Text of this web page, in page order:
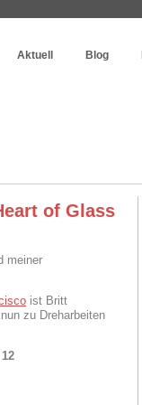
Aktuell Blog
of Glass
meiner
ist Britt
zu Dreharbeiten